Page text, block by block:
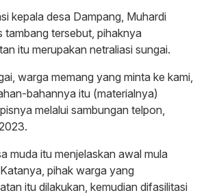
kepala desa Dampang, Muhardi
tambang tersebut, pihaknya
itu merupakan netraliasi sungai.
warga memang yang minta ke kami,
bahannya itu (materialnya)
melalui sambungan telpon,
muda itu menjelaskan awal mula
pihak warga yang
itu dilakukan, kemudian difasilitasi